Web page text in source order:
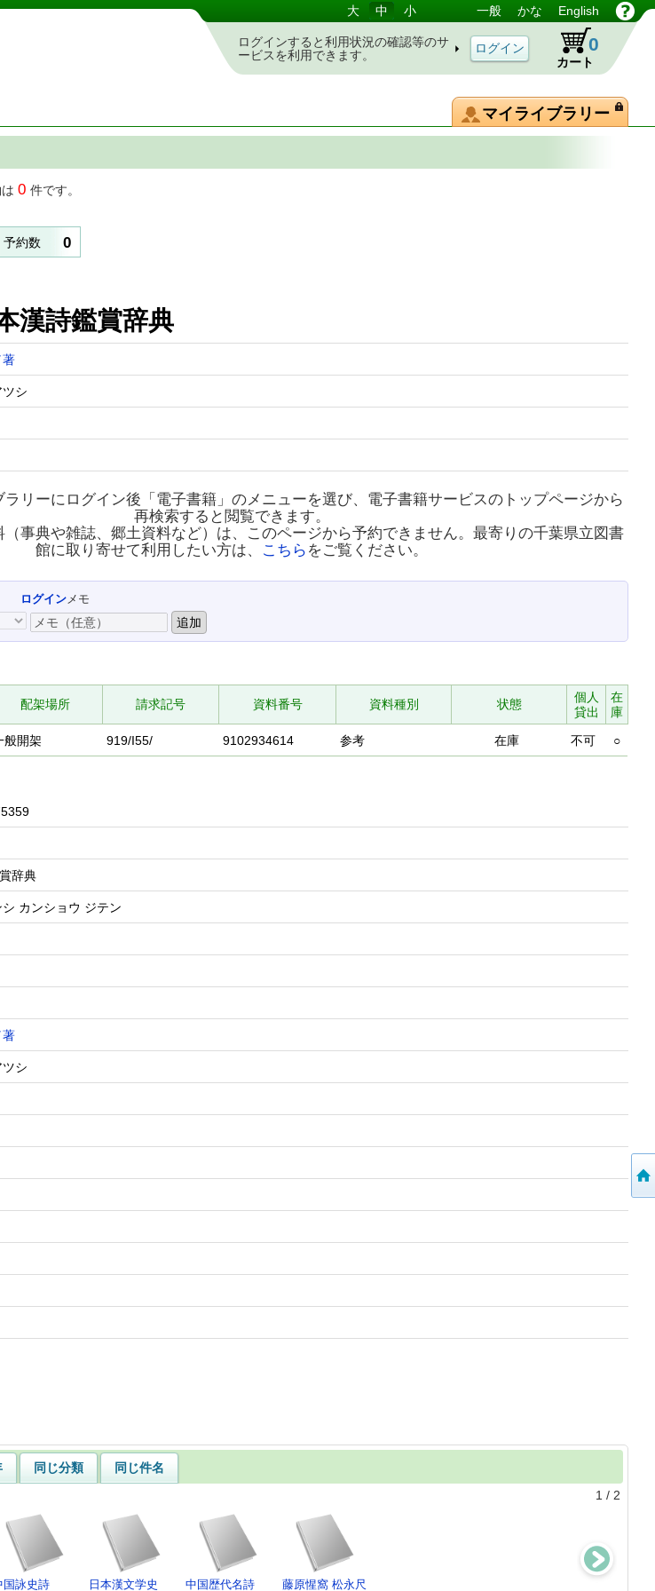
約システム 大 中 小 一般 かな English
ログインすると利用状況の確認等のサ
ービスを利用できます。
カート
0
マイライブラリー
0 件です。
予約数 0
漢詩鑑賞辞典
著
シ
リーにログイン後「電子書籍」のメニューを選び、電子書籍サービスのトップページから
再検索すると閲覧できます。
事典や雑誌、郷土資料など）は、このページから予約できません。最寄りの千葉県立図書
館に取り寄せて利用したい方は、 こちら をご覧ください。
ログインメモ
配架場所 請求記号 資料番号 資料種別 状態
個人
貸出
在
庫
般開架 919/I55/ 9102934614 参考 在庫 不可 ○
賞辞典
カンショウ ジテン
著
シ
同じ分類
同じ件名
1 / 2
国詠史詩
日本漢文学史
中国歴代名詩
藤原惺窩 松永尺